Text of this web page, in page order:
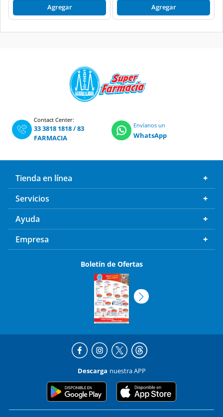
Agregar Agregar
Contact Center:
33 3818 1818/83
FARMACIA
Envíanos un
WhatsApp
Tienda en línea
Servicios
Ayuda
Empresa
Boletín de Ofertas
Descarga nuestra APP